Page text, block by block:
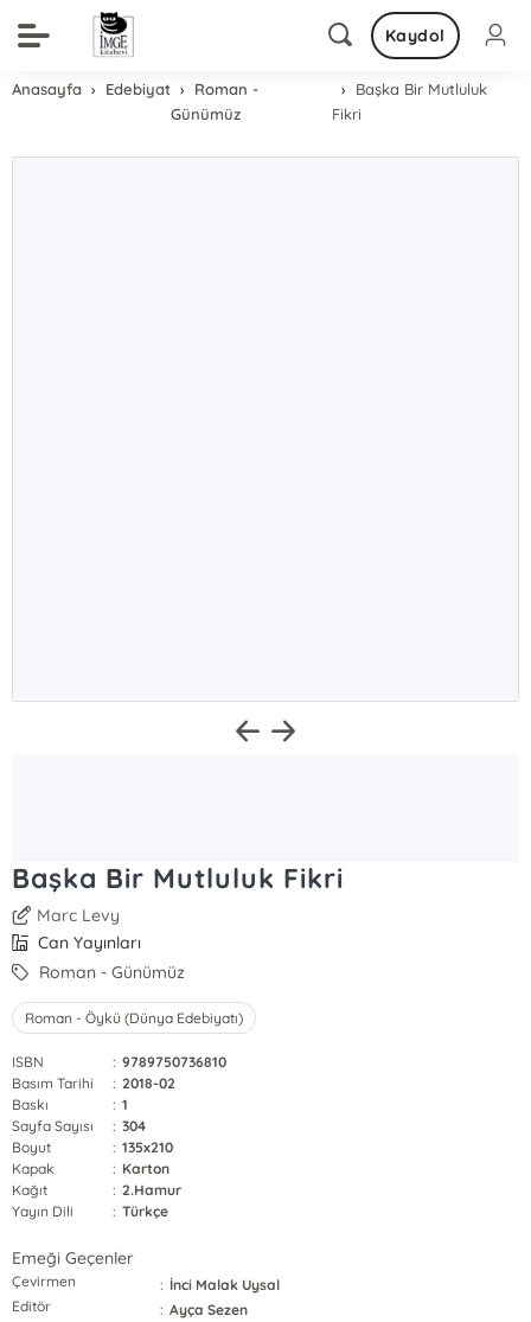
Kaydol
Anasayfa Edebiyat
Roman -
Günümüz
Başka Bir Mutluluk
Fikri
Başka Bir Mutluluk Fikri
Marc Levy
Can Yayınları
Roman - Günümüz
Roman - Öykü (Dünya Edebiyatı)
ISBN : 9789750736810
Basım Tarihi
: 2018-02
Baskı
: 1
Sayfa Sayısı
: 304
Boyut
: 135x210
Kapak
: Karton
Kağıt
: 2.Hamur
Yayın Dili
: Türkçe
Emeği Geçenler
Çevirmen : İnci Malak Uysal
Editör
: Ayça Sezen